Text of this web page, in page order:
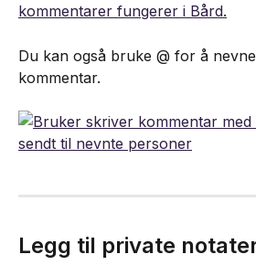
kommentarer fungerer i Bård.
Du kan også bruke @ for å
kommentar.
Legg til private